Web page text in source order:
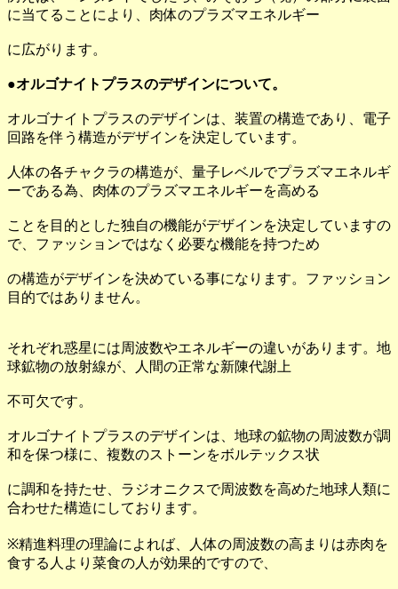
に当てることにより、肉体のプラズマエネルギー
に広がります。
●オルゴナイトプラスのデザインについて。
オルゴナイトプラスのデザインは、装置の構造であり、電子
回路を伴う構造がデザインを決定しています。
人体の各チャクラの構造が、量子レベルでプラズマエネルギ
ーである為、肉体のプラズマエネルギーを高める
ことを目的とした独自の機能がデザインを決定していますの
で、ファッションではなく必要な機能を持つため
の構造がデザインを決めている事になります。ファッション
目的ではありません。
それぞれ惑星には周波数やエネルギーの違いがあります。地
球鉱物の放射線が、人間の正常な新陳代謝上
不可欠です。
オルゴナイトプラスのデザインは、地球の鉱物の周波数が調
和を保つ様に、複数のストーンをボルテックス状
に調和を持たせ、ラジオニクスで周波数を高めた地球人類に
合わせた構造にしております。
※精進料理の理論によれば、人体の周波数の高まりは赤肉を
食する人より菜食の人が効果的ですので、